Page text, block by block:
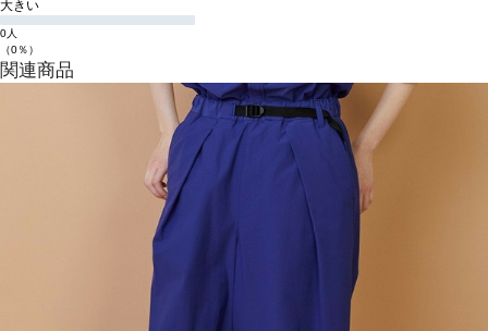
大きい
0人
（0％）
関連商品